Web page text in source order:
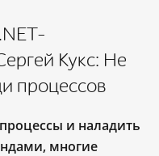
Кукс: Не
процессов
и наладить
многие